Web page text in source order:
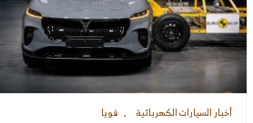
أخبار السيارات الكهربائية فويا